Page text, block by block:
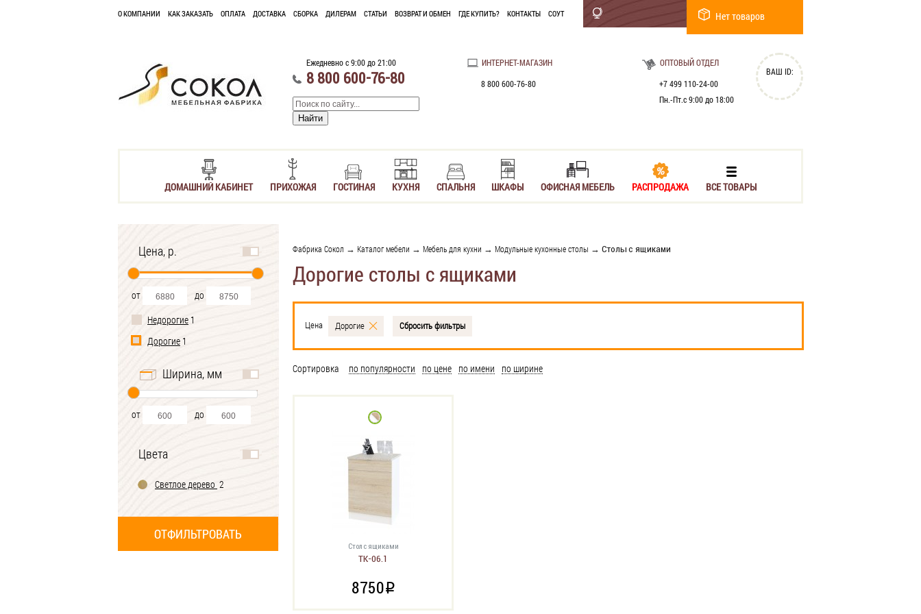
О КОМПАНИИ КАК ЗАКАЗАТЬ ОПЛАТА ДОСТАВКА СБОРКА ДИЛЕРАМ СТАТЬИ ВОЗВРАТ И ОБМЕН ГДЕ КУПИТЬ? КОНТАКТЫ СОУТ Нет товаров
Ежедневно с 9:00 до 21:00
8 800 600-76-80
ИНТЕРНЕТ-МАГАЗИН
8 800 600-76-80
ОПТОВЫЙ ОТДЕЛ
+7 499 110-24-00
Пн.-Пт.с 9:00 до 18:00
ВАШ ID:
ДОМАШНИЙ КАБИНЕТ ПРИХОЖАЯ ГОСТИНАЯ КУХНЯ СПАЛЬНЯ ШКАФЫ ОФИСНАЯ МЕБЕЛЬ РАСПРОДАЖА ВСЕ ТОВАРЫ
Цена, р.
от
до
Недорогие 1
Дорогие 1
Ширина, мм
от до
Цвета
Светлое дерево 2
Фабрика Сокол → Каталог мебели → Мебель для кухни → Модульные кухонные столы → Столы с ящиками
Дорогие столы с ящиками
Цена Дорогие Сбросить фильтры
Сортировка по популярности по цене по имени по ширине
Стол с ящиками
ТК-06.1
8750i